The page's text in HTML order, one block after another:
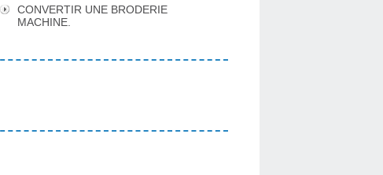
CONVERTIR UNE BRODERIE
MACHINE.